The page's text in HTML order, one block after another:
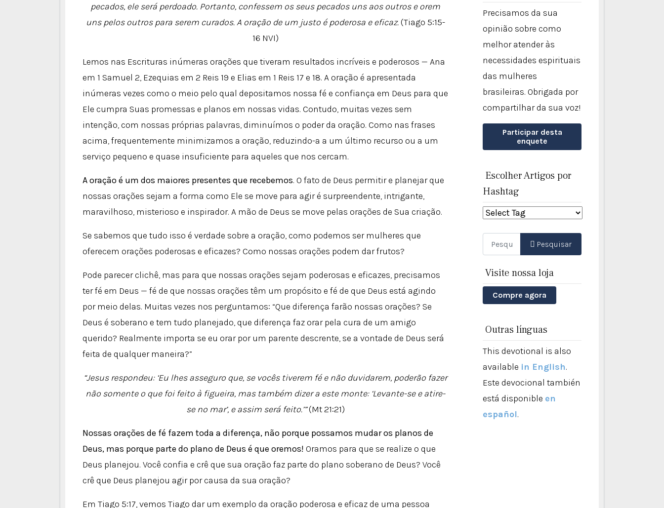
Precisamos da sua
opinião sobre como
melhor atender às
necessidades espirituais
das mulheres
brasileiras. Obrigada por
compartilhar da sua voz!
Participar desta
enquete
Escolher Artigos por
Hashtag
Pesquisar Pesquisar
Visite nossa loja
Compre agora
Outras línguas
This devotional is also
available in English.
Este devocional también
está disponible en
español.
pecados, ele será perdoado. Portanto, confessem os seus pecados uns aos outros e orem
uns pelos outros para serem curados. A oração de um justo é poderosa e eficaz.(Tiago 5:15-
16 NVI)
Lemos nas Escrituras inúmeras orações que tiveram resultados incríveis e poderosos — Ana
em 1 Samuel 2, Ezequias em 2 Reis 19 e Elias em 1 Reis 17 e 18. A oração é apresentada
inúmeras vezes como o meio pelo qual depositamos nossa fé e confiança em Deus para que
Ele cumpra Suas promessas e planos em nossas vidas. Contudo, muitas vezes sem
intenção, com nossas próprias palavras, diminuímos o poder da oração. Como nas frases
acima, frequentemente minimizamos a oração, reduzindo-a a um último recurso ou a um
serviço pequeno e quase insuficiente para aqueles que nos cercam.
A oração é um dos maiores presentes que recebemos. O fato de Deus permitir e planejar que
nossas orações sejam a forma como Ele se move para agir é surpreendente, intrigante,
maravilhoso, misterioso e inspirador. A mão de Deus se move pelas orações de Sua criação.
Se sabemos que tudo isso é verdade sobre a oração, como podemos ser mulheres que
oferecem orações poderosas e eficazes? Como nossas orações podem dar frutos?
Pode parecer clichê, mas para que nossas orações sejam poderosas e eficazes, precisamos
ter fé em Deus — fé de que nossas orações têm um propósito e fé de que Deus está agindo
por meio delas. Muitas vezes nos perguntamos: “Que diferença farão nossas orações? Se
Deus é soberano e tem tudo planejado, que diferença faz orar pela cura de um amigo
querido? Realmente importa se eu orar por um parente descrente, se a vontade de Deus será
feita de qualquer maneira?”
“Jesus respondeu: ‘Eu lhes asseguro que, se vocês tiverem fé e não duvidarem, poderão fazer
não somente o que foi feito à figueira, mas também dizer a este monte: ‘Levante-se e atire-
se no mar’, e assim será feito.’”(Mt 21:21)
Nossas orações de fé fazem toda a diferença, não porque possamos mudar os planos de
Deus, mas porque parte do plano de Deus é que oremos! Oramos para que se realize o que
Deus planejou. Você confia e crê que sua oração faz parte do plano soberano de Deus? Você
crê que Deus planejou agir por causa da sua oração?
Em Tiago 5:17, vemos Tiago dar um exemplo da oração poderosa e eficaz de uma pessoa